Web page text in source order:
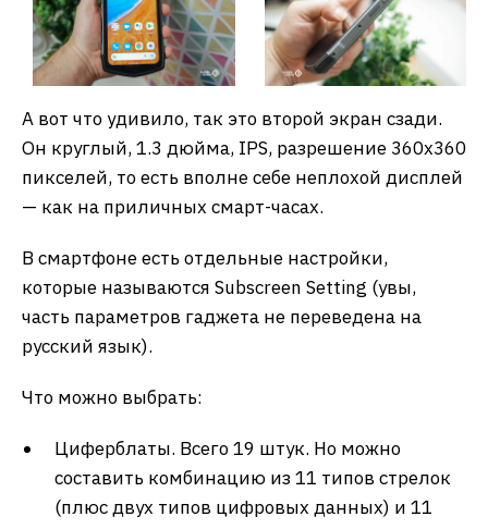
А вот что удивило, так это второй экран сзади.
Он круглый, 1.3 дюйма, IPS, разрешение 360х360
пикселей, то есть вполне себе неплохой дисплей
— как на приличных смарт-часах.
В смартфоне есть отдельные настройки,
которые называются Subscreen Setting (увы,
часть параметров гаджета не переведена на
русский язык).
Что можно выбрать:
Циферблаты. Всего 19 штук. Но можно
составить комбинацию из 11 типов стрелок
(плюс двух типов цифровых данных) и 11